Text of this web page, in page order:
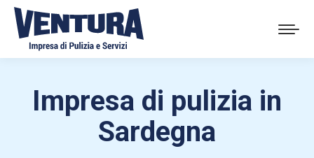
Impresa di pulizia in
Sardegna